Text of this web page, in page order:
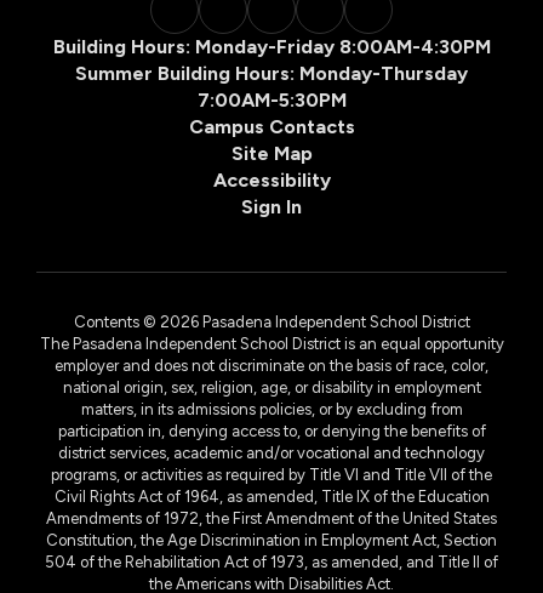
Building Hours: Monday-Friday 8:00AM-4:30PM
Summer Building Hours: Monday-Thursday
7:00AM-5:30PM
Campus Contacts
Site Map
Accessibility
Sign In
Contents © 2026 Pasadena Independent School District
The Pasadena Independent School District is an equal opportunity
employer and does not discriminate on the basis of race, color,
national origin, sex, religion, age, or disability in employment
matters, in its admissions policies, or by excluding from
participation in, denying access to, or denying the benefits of
district services, academic and/or vocational and technology
programs, or activities as required by Title VI and Title VII of the
Civil Rights Act of 1964, as amended, Title IX of the Education
Amendments of 1972, the First Amendment of the United States
Constitution, the Age Discrimination in Employment Act, Section
504 of the Rehabilitation Act of 1973, as amended, and Title II of
the Americans with Disabilities Act.